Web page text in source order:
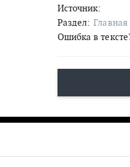
Источник:
Раздел: Главная
Ошибка в